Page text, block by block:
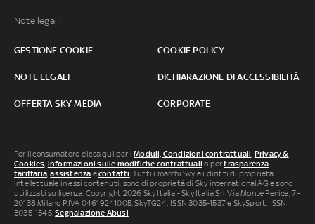
Note legali:
GESTIONE COOKIE COOKIE POLICY
NOTE LEGALI DICHIARAZIONE DI ACCESSIBILITÀ
OFFERTA SKY MEDIA CORPORATE
Per il consumatore clicca qui per iModuli, Condizioni contrattuali, Privacy &
Cookies, informazioni sulle modifiche contrattuali o pertrasparenza
tariffaria,assistenza econtatti. Tutti i marchi Sky e i diritti di proprietà
intellettuale in essi contenuti, sono di proprietà di Sky international AG e sono
utilizzati su licenza. Copyright 2026 Sky Italia - Sky Italia Srl Via Monte Penice, 7 -
20138 Milano P.IVA 04619241005. SkyTG24: ISSN 3035-1537 e SkySport: ISSN
3035-1545.Segnalazione Abusi